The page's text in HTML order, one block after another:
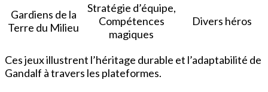
Gardiens de la
Terre du Milieu
Stratégie d’équipe,
Compétences
magiques
Divers héros
Ces jeux illustrent l’héritage durable et l’adaptabilité de
Gandalf à travers les plateformes.